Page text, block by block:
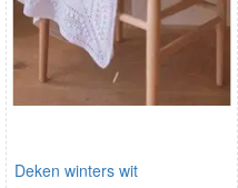
Deken winters wit